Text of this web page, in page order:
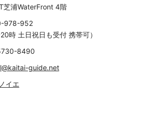
芝浦WaterFront 4階
978-952
時 土日祝日も受付 携帯可）
8490
guide.net
イエ